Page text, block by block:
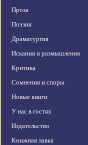
Проза
Поэзия
Драматургия
Искания и размышления
Критика
Сомнения и споры
Новые книги
У нас в гостях
Издательство
Книжная лавка